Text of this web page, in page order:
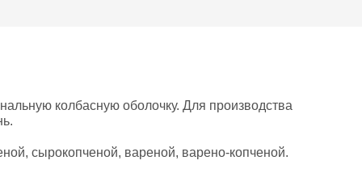
колбасную оболочку. Для производства
сырокопченой, вареной, варено-копченой.